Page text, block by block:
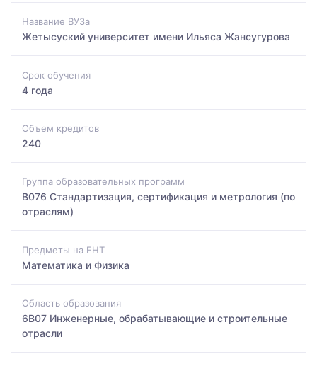
Название ВУЗа
Жетысуский университет имени Ильяса Жансугурова
Срок обучения
4 года
Объем кредитов
240
Группа образовательных программ
B076 Стандартизация, сертификация и метрология (по
отраслям)
Предметы на ЕНТ
Математика и Физика
Область образования
6B07 Инженерные, обрабатывающие и строительные
отрасли